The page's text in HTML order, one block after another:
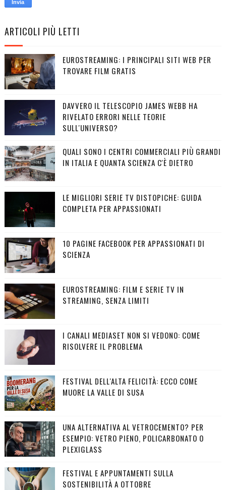
ARTICOLI PIÙ LETTI
EUROSTREAMING: I PRINCIPALI SITI WEB PER
TROVARE FILM GRATIS
DAVVERO IL TELESCOPIO JAMES WEBB HA
RIVELATO ERRORI NELLE TEORIE
SULL'UNIVERSO?
QUALI SONO I CENTRI COMMERCIALI PIÙ GRANDI
IN ITALIA E QUANTA SCIENZA C'È DIETRO
LE MIGLIORI SERIE TV DISTOPICHE: GUIDA
COMPLETA PER APPASSIONATI
10 PAGINE FACEBOOK PER APPASSIONATI DI
SCIENZA
EUROSTREAMING: FILM E SERIE TV IN
STREAMING, SENZA LIMITI
I CANALI MEDIASET NON SI VEDONO: COME
RISOLVERE IL PROBLEMA
FESTIVAL DELL'ALTA FELICITÀ: ECCO COME
MUORE LA VALLE DI SUSA
UNA ALTERNATIVA AL VETROCEMENTO? PER
ESEMPIO: VETRO PIENO, POLICARBONATO O
PLEXIGLASS
FESTIVAL E APPUNTAMENTI SULLA
SOSTENIBILITÀ A OTTOBRE